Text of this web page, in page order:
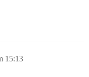
15:13